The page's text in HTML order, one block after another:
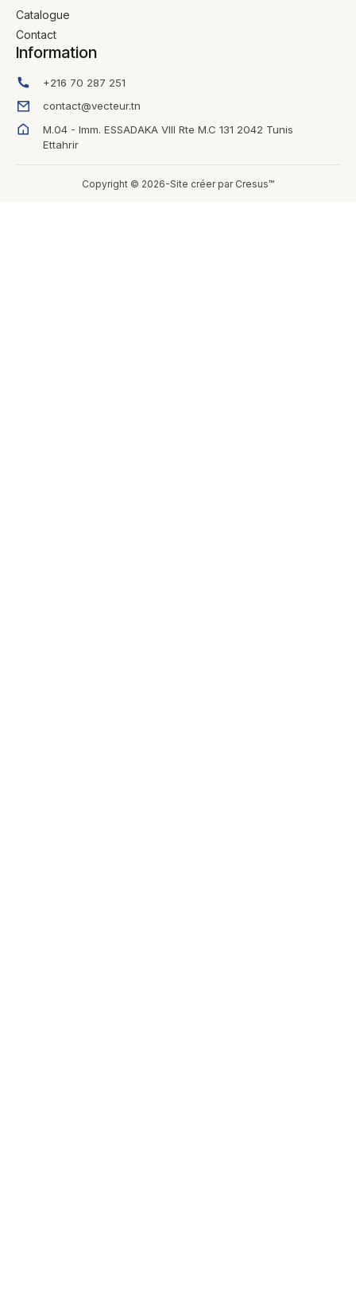
Catalogue
Contact
Information
+216 70 287 251
contact@vecteur.tn
M.04 - Imm. ESSADAKA VIII Rte M.C 131 2042 Tunis
Ettahrir
Copyright © 2026-Site créer par Cresus™